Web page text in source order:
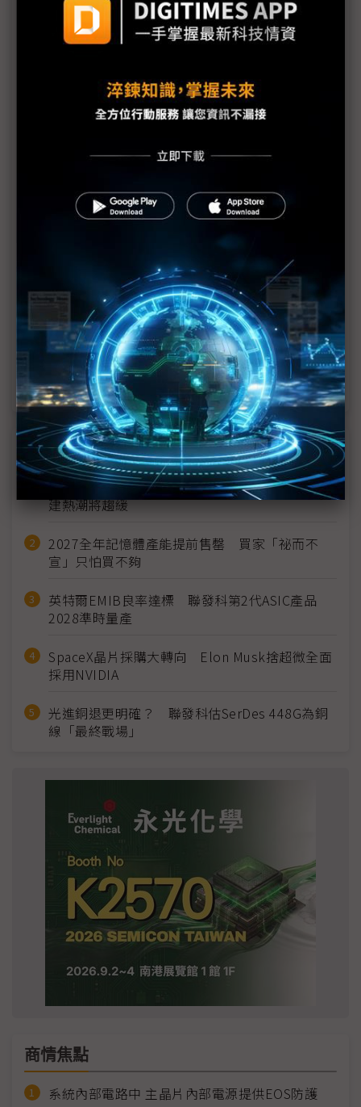
與中廠互別苗頭 日本PSC電池專注薄膜技術
鈣鈦礦太陽能量產起手式 台灣首座工廠已出貨
AMOLED、LCD妙喻鈣鈦礦與矽晶太陽能，產業應用
如何選對市場？
曾連續10年虧損 倉元投入新事業生產PSC
日本新創EneCoat宣布增資 跨入生產大型PSC
日本拚太陽能復興 150團體擬設PSC協議會
鈣鈦礦×電子紙 在共享單車上擦出什麼火花？
重量更輕、耐久20年的鈣鈦礦太陽能電池 愛信2030
年發售
近７天熱門報導
MLCC訂單過熱、出貨比創高 村田示警全球AI基
建熱潮將趨緩
2027全年記憶體產能提前售罄 買家「祕而不
宣」只怕買不夠
英特爾EMIB良率達標 聯發科第2代ASIC產品
2028準時量產
SpaceX晶片採購大轉向 Elon Musk捨超微全面
採用NVIDIA
光進銅退更明確？ 聯發科估SerDes 448G為銅
線「最終戰場」
商情焦點
系統內部電路中 主晶片內部電源提供EOS防護